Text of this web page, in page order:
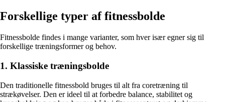
Forskellige typer af fitnessbolde
Fitnessbolde findes i mange varianter, som hver især egner sig til
forskellige træningsformer og behov.
1. Klassiske træningsbolde
Den traditionelle fitnessbold bruges til alt fra coretræning til
strækøvelser. Den er ideel til at forbedre balance, stabilitet og